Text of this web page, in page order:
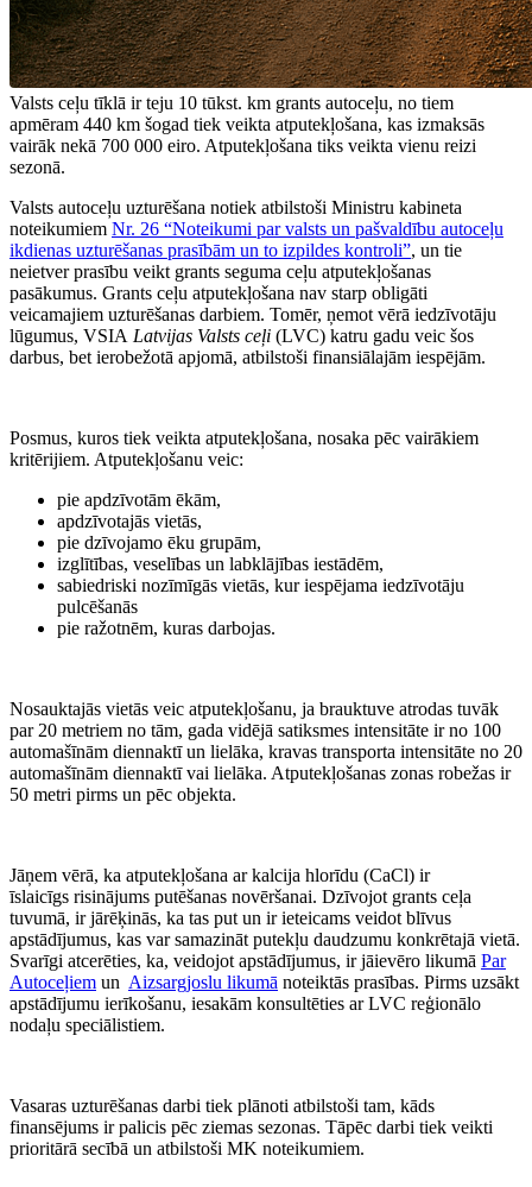
Valsts ceļu tīklā ir teju 10 tūkst. km grants autoceļu, no tiem
apmēram 440 km šogad tiek veikta atputekļošana, kas izmaksās
vairāk nekā 700 000 eiro. Atputekļošana tiks veikta vienu reizi
sezonā.
Valsts autoceļu uzturēšana notiek atbilstoši Ministru kabineta
noteikumiem Nr. 26 “Noteikumi par valsts un pašvaldību autoceļu
ikdienas uzturēšanas prasībām un to izpildes kontroli”, un tie
neietver prasību veikt grants seguma ceļu atputekļošanas
pasākumus. Grants ceļu atputekļošana nav starp obligāti
veicamajiem uzturēšanas darbiem. Tomēr, ņemot vērā iedzīvotāju
lūgumus, VSIA Latvijas Valsts ceļi (LVC) katru gadu veic šos
darbus, bet ierobežotā apjomā, atbilstoši finansiālajām iespējām.
Posmus, kuros tiek veikta atputekļošana, nosaka pēc vairākiem
kritērijiem. Atputekļošanu veic:
pie apdzīvotām ēkām,
apdzīvotajās vietās,
pie dzīvojamo ēku grupām,
izglītības, veselības un labklājības iestādēm,
sabiedriski nozīmīgās vietās, kur iespējama iedzīvotāju
pulcēšanās
pie ražotnēm, kuras darbojas.
Nosauktajās vietās veic atputekļošanu, ja brauktuve atrodas tuvāk
par 20 metriem no tām, gada vidējā satiksmes intensitāte ir no 100
automašīnām diennaktī un lielāka, kravas transporta intensitāte no 20
automašīnām diennaktī vai lielāka. Atputekļošanas zonas robežas ir
50 metri pirms un pēc objekta.
Jāņem vērā, ka atputekļošana ar kalcija hlorīdu (CaCl) ir
īslaicīgs risinājums putēšanas novēršanai. Dzīvojot grants ceļa
tuvumā, ir jārēķinās, ka tas put un ir ieteicams veidot blīvus
apstādījumus, kas var samazināt putekļu daudzumu konkrētajā vietā.
Svarīgi atcerēties, ka, veidojot apstādījumus, ir jāievēro likumā Par
Autoceļiem un Aizsargjoslu likumā noteiktās prasības. Pirms uzsākt
apstādījumu ierīkošanu, iesakām konsultēties ar LVC reģionālo
nodaļu speciālistiem.
Vasaras uzturēšanas darbi tiek plānoti atbilstoši tam, kāds
finansējums ir palicis pēc ziemas sezonas. Tāpēc darbi tiek veikti
prioritārā secībā un atbilstoši MK noteikumiem.